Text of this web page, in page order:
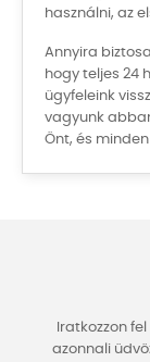
használni, az
Annyira
hogy teljes 24
ügyfeleink
vagyunk
Önt, és
Iratkozzon
azonnali